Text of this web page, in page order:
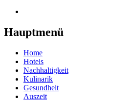
Hauptmenü
Home
Hotels
Nachhaltigkeit
Kulinarik
Gesundheit
Auszeit